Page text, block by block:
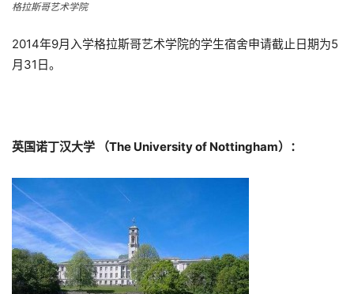
格拉斯哥艺术学院
2014年9月入学格拉斯哥艺术学院的学生宿舍申请截止日期为5
月31日。
英国诺丁汉大学 （The University of Nottingham）：